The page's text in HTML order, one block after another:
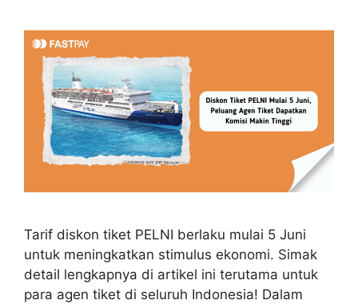
Tarif diskon tiket PELNI berlaku mulai 5 Juni
untuk meningkatkan stimulus ekonomi. Simak
detail lengkapnya di artikel ini terutama untuk
para agen tiket di seluruh Indonesia! Dalam